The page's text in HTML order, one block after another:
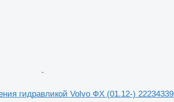
гидравликой Volvo ФХ (01.12-)